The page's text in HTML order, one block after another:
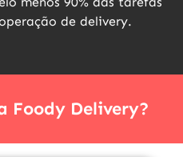
de delivery.
Foody Delivery?